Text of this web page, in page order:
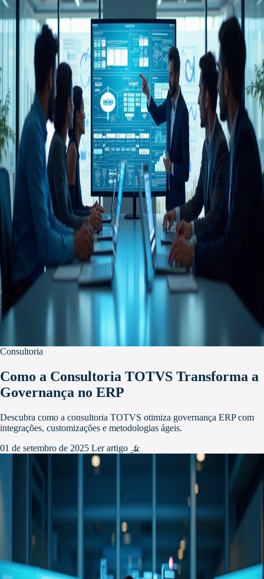
Consultoria
Como a Consultoria TOTVS Transforma a
Governança no ERP
Descubra como a consultoria TOTVS otimiza governança ERP com
integrações, customizações e metodologias ágeis.
01 de setembro de 2025 Ler artigo
arrow_forward